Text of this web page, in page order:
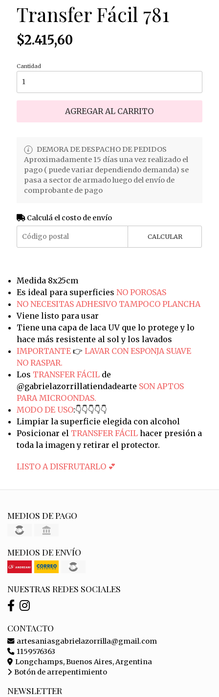
Transfer Fácil 781
$2.415,60
Cantidad
AGREGAR AL CARRITO
DEMORA DE DESPACHO DE PEDIDOS
Aproximadamente 15 días una vez realizado el
pago ( puede variar dependiendo demanda) se
pasa a sector de armado luego del envío de
comprobante de pago
Calculá el costo de envío
CALCULAR
Medida 8x25cm
Es ideal para superficies NO POROSAS
NO NECESITAS ADHESIVO TAMPOCO PLANCHA
Viene listo para usar
Tiene una capa de laca UV que lo protege y lo
hace más resistente al sol y los lavados
IMPORTANTE 👉 LAVAR CON ESPONJA SUAVE
NO RASPAR.
Los TRANSFER FÁCILde
@gabrielazorrillatiendadearte SON APTOS
PARA MICROONDAS.
MODO DE USO:👇👇👇👇👇
Limpiar la superficie elegida con alcohol
Posicionar el TRANSFER FÁCILhacer presión a
toda la imagen y retirar el protector.
LISTO A DISFRUTARLO 💕
MEDIOS DE PAGO
MEDIOS DE ENVÍO
NUESTRAS REDES SOCIALES
CONTACTO
artesaniasgabrielazorrilla@gmail.com
1159576363
Longchamps, Buenos Aires, Argentina
Botón de arrepentimiento
NEWSLETTER